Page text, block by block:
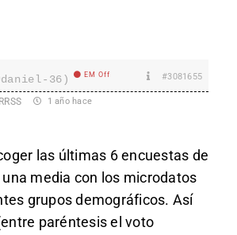
36) EM Off #3081655
1 año hace
las últimas 6 encuestas de
media con los microdatos
grupos demográficos. Así
paréntesis el voto